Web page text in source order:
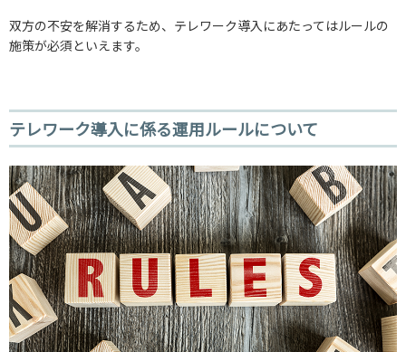
双方の不安を解消するため、テレワーク導入にあたってはルールの
施策が必須といえます。
テレワーク導入に係る運用ルールについて